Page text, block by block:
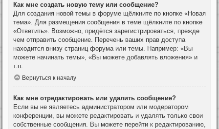
Как мне создать новую тему или сообщение?
Для создания новой темы в форуме щёлкните по кнопке «Новая
тема». Для размещения сообщения в теме щёлкните по кнопке
«Ответить». Возможно, придётся зарегистрироваться, прежде
чем отправить сообщение. Перечень ваших прав доступа
находится внизу страниц форума или темы. Например: «Вы
можете начинать темы», «Вы можете добавлять вложения» и
т.п.
Вернуться к началу
Как мне отредактировать или удалить сообщение?
Если вы не являетесь администратором или модератором
конференции, вы можете редактировать и удалять только свои
собственные сообщения. Вы можете перейти к редактированию,